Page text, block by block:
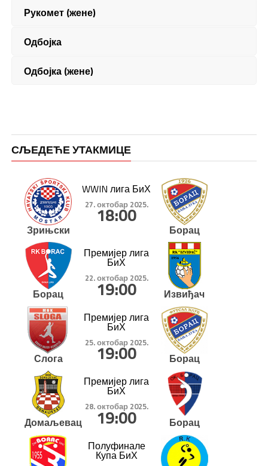
Рукомет (жене)
Одбојка
Одбојка (жене)
СЉЕДЕЋЕ УТАКМИЦЕ
Зрињски
WWIN лига БиХ
27. октобар 2025.
18:00
Борац
Борац
Премијер лига
БиХ
22. октобар 2025.
19:00 Извиђач
Слога
Премијер лига
БиХ
25. октобар 2025.
19:00 Борац
Домаљевац
Премијер лига
БиХ
28. октобар 2025.
19:00
Борац
Полуфинале
Купа БиХ